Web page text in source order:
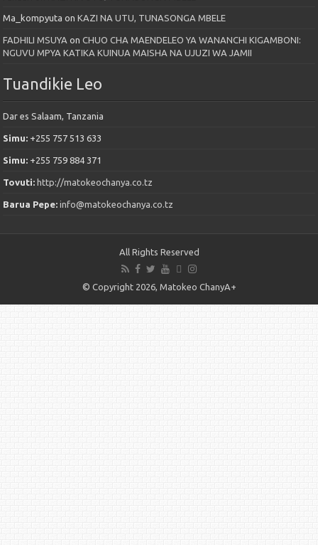
Ma_kompyuta onKAZI NA UTU, TUNASONGA MBELE
FADHILI MSUYA onCHUO CHA MAENDELEO YA WANANCHI KIGAMBONI:
NGUVU MPYA KATIKA KUINUA MAISHA NA UJUZI WA JAMII
Tuandikie Leo
Dar es Salaam, Tanzania
Simu: +255 757 513 633
Simu: +255 759 884 371
Tovuti:http://matokeochanya.co.tz
Barua Pepe:info@matokeochanya.co.tz
All Rights Reserved
© Copyright 2026, Matokeo ChanyA+